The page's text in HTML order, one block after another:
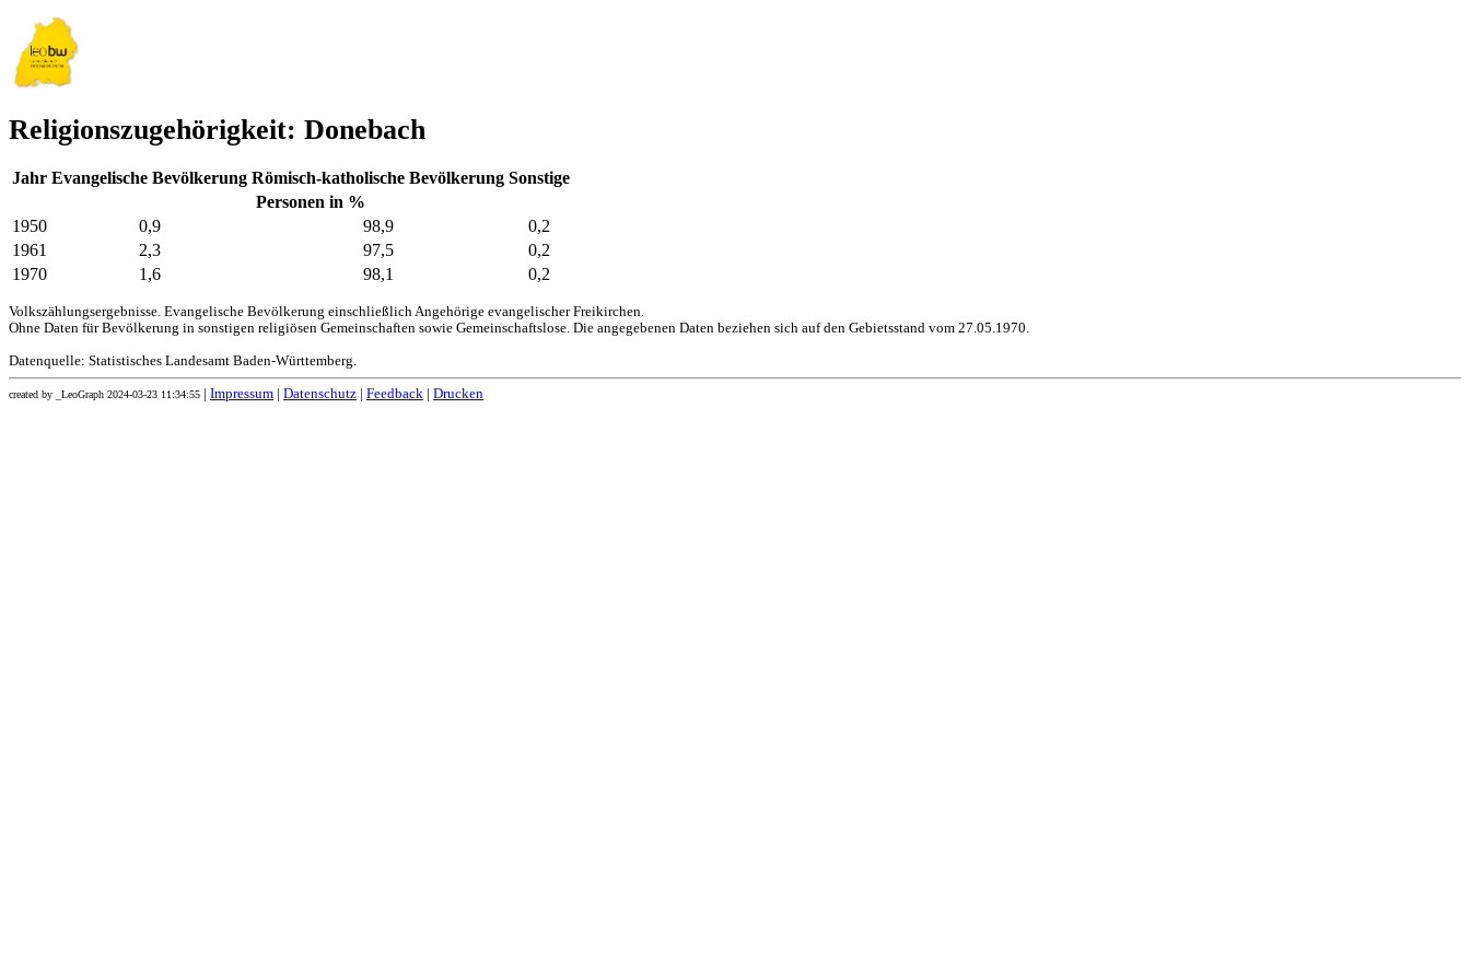
Religionszugehörigkeit: Donebach
Jahr Evangelische Bevölkerung Römisch-katholische Bevölkerung Sonstige
Personen in %
1950
0,9 98,9
0,2
1961
2,3 97,5
0,2
1970
1,6 98,1 0,2
Volkszählungsergebnisse. Evangelische Bevölkerung einschließlich Angehörige evangelischer Freikirchen.
Ohne Daten für Bevölkerung in sonstigen religiösen Gemeinschaften sowie Gemeinschaftslose. Die angegebenen Daten beziehen sich auf den Gebietsstand vom 27.05.1970.
Datenquelle: Statistisches Landesamt Baden-Württemberg.
created by _LeoGraph 2024-03-23 11:34:55 Impressum Datenschutz Feedback Drucken